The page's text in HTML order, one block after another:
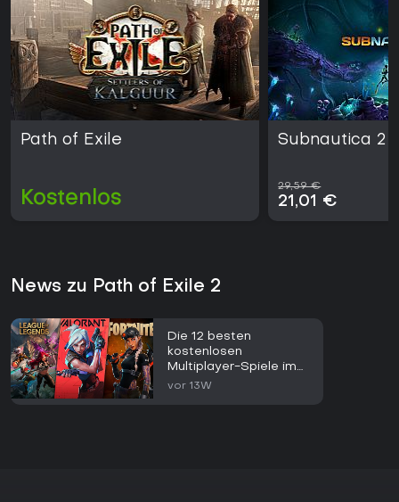
Path of Exile
Kostenlos
Subnautica 2
29,59 €
21,01 €
News zu Path of Exile 2
Die 12 besten
kostenlosen
Multiplayer-Spiele im
Jahr 2026
vor 13W